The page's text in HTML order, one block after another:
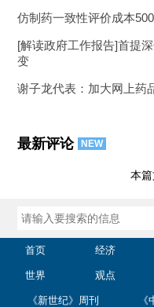
仿制药一致性评价成本
[解读政府工作报告]首提
变
谢子龙代表：加大网上药
最新评论 NEW
本
首页 经济
世界 观点
《新世纪》周刊 《